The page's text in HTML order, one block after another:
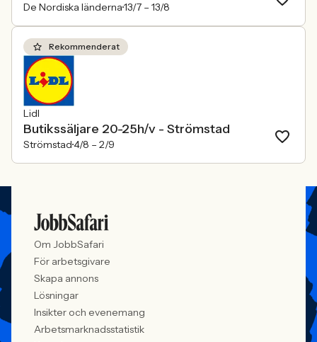
De Nordiska länderna13/7 – 13/8
Rekommenderat
Lidl
Butikssäljare 20-25h/v - Strömstad
Strömstad4/8 – 2/9
Om JobbSafari
För arbetsgivare
Skapa annons
Lösningar
Insikter och evenemang
Arbetsmarknadsstatistik